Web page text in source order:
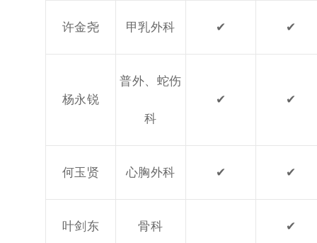
许金尧 甲乳外科 ✔ ✔
杨永锐
普外、蛇伤
科
✔ ✔
何玉贤 心胸外科 ✔ ✔
叶剑东 骨科 ✔